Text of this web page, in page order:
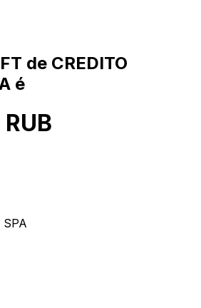
de CREDITO
é
SPA